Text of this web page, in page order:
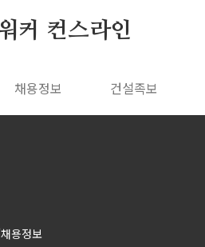
커 컨스라인
채용정보 건설족보
용정보